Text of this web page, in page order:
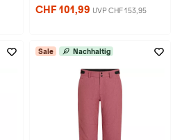
CHF 101,99 UVP CHF 153,95
Sale Nachhaltig